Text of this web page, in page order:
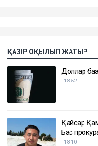
ҚАЗІР ОҚЫЛЫП ЖАТЫР
Доллар
18:52
Қайсар
Бас
18:10